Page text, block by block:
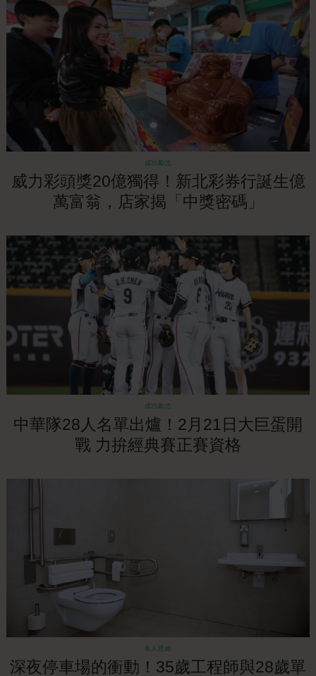
成功勵志
威力彩頭獎20億獨得！新北彩券行誕生億
萬富翁，店家揭「中獎密碼」
成功勵志
中華隊28人名單出爐！2月21日大巨蛋開
戰 力拚經典賽正賽資格
名人思維
深夜停車場的衝動！35歲工程師與28歲單